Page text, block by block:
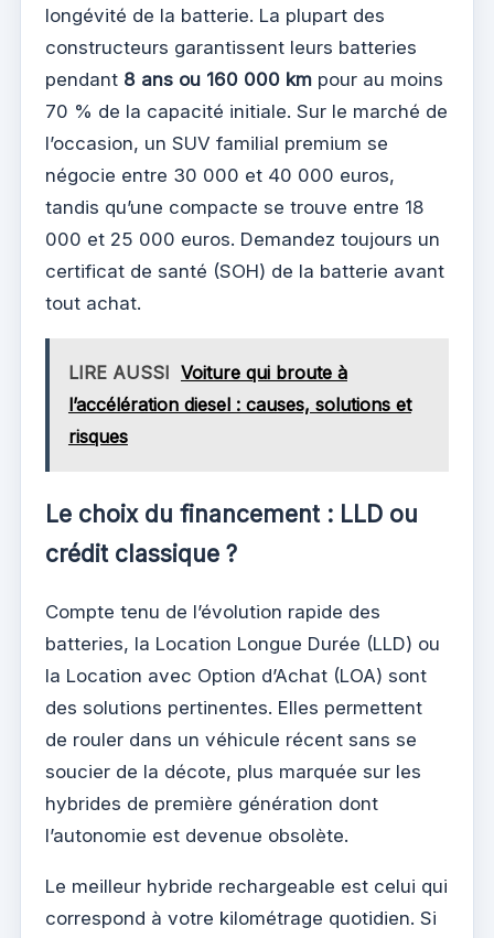
longévité de la batterie. La plupart des
constructeurs garantissent leurs batteries
pendant 8 ans ou 160 000 km pour au moins
70 % de la capacité initiale. Sur le marché de
l’occasion, un SUV familial premium se
négocie entre 30 000 et 40 000 euros,
tandis qu’une compacte se trouve entre 18
000 et 25 000 euros. Demandez toujours un
certificat de santé (SOH) de la batterie avant
tout achat.
LIRE AUSSI Voiture qui broute à
l’accélération diesel : causes, solutions et
risques
Le choix du financement : LLD ou
crédit classique ?
Compte tenu de l’évolution rapide des
batteries, la Location Longue Durée (LLD) ou
la Location avec Option d’Achat (LOA) sont
des solutions pertinentes. Elles permettent
de rouler dans un véhicule récent sans se
soucier de la décote, plus marquée sur les
hybrides de première génération dont
l’autonomie est devenue obsolète.
Le meilleur hybride rechargeable est celui qui
correspond à votre kilométrage quotidien. Si